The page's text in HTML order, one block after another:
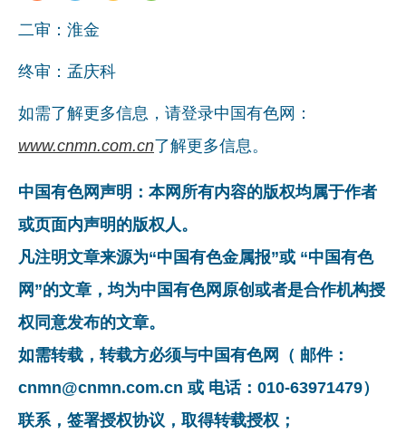
二审：淮金
终审：孟庆科
如需了解更多信息，请登录中国有色网：
www.cnmn.com.cn了解更多信息。
中国有色网声明：本网所有内容的版权均属于作者
或页面内声明的版权人。
凡注明文章来源为“中国有色金属报”或 “中国有色
网”的文章，均为中国有色网原创或者是合作机构授
权同意发布的文章。
如需转载，转载方必须与中国有色网（ 邮件：
cnmn@cnmn.com.cn 或 电话：010-63971479）
联系，签署授权协议，取得转载授权；